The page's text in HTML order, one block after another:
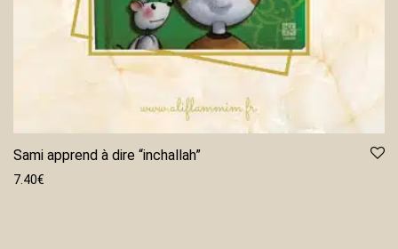
Sami apprend à dire “inchallah”
7.40€